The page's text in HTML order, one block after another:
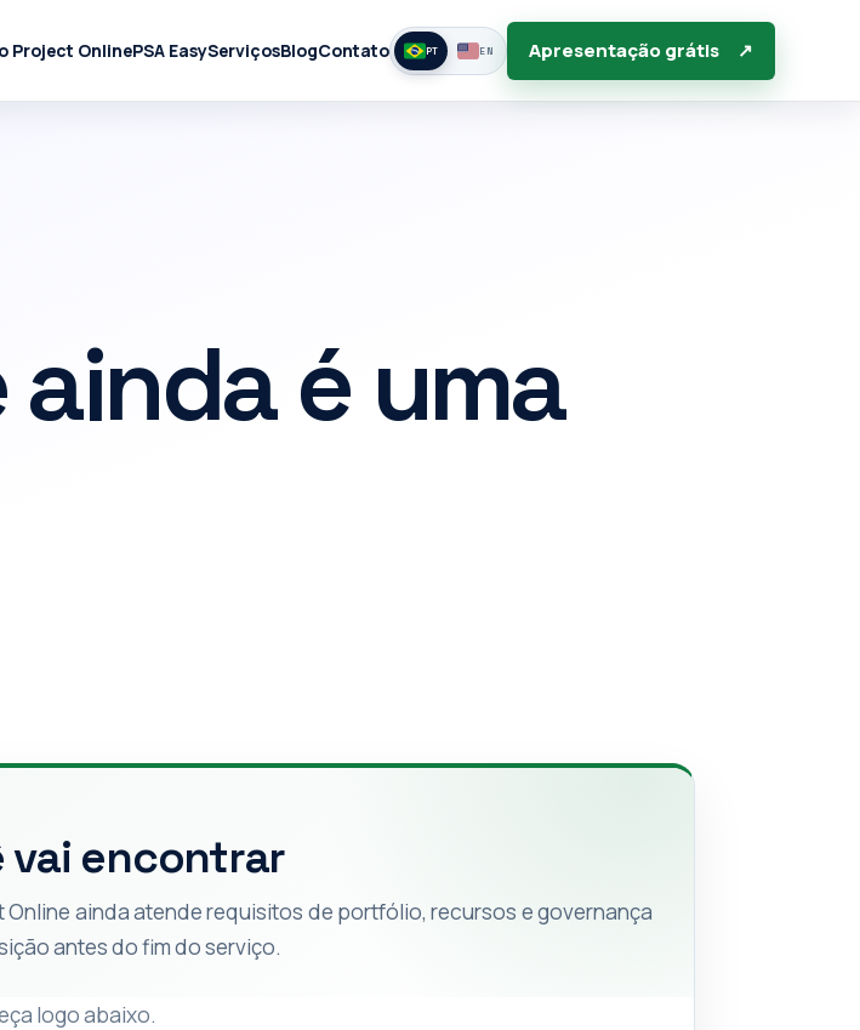
Project OnlinePSA EasyServiçosBlogContato PT EN Apresentação grátis ↗
é uma
vai encontrar
Online ainda atende requisitos de portfólio, recursos e governança
antes do fim do serviço.
logo abaixo.